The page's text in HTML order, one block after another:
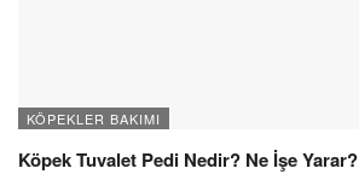
KÖPEKLER BAKIMI
Köpek Tuvalet Pedi Nedir? Ne İşe Yarar?